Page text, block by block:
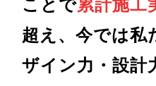
ことで累計施工
超え、今では私
ザイン力・設計